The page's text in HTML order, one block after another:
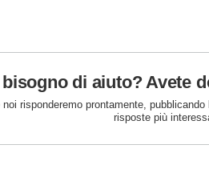
di aiuto? Avete
noi risponderemo prontamente,
risposte più